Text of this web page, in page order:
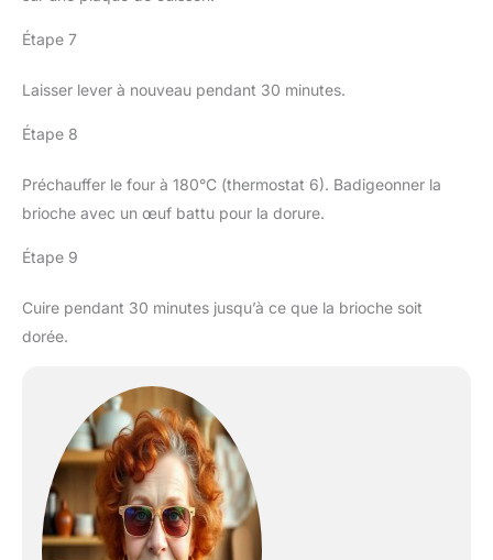
Étape 7
Laisser lever à nouveau pendant 30 minutes.
Étape 8
Préchauffer le four à 180°C (thermostat 6). Badigeonner la
brioche avec un œuf battu pour la dorure.
Étape 9
Cuire pendant 30 minutes jusqu’à ce que la brioche soit
dorée.